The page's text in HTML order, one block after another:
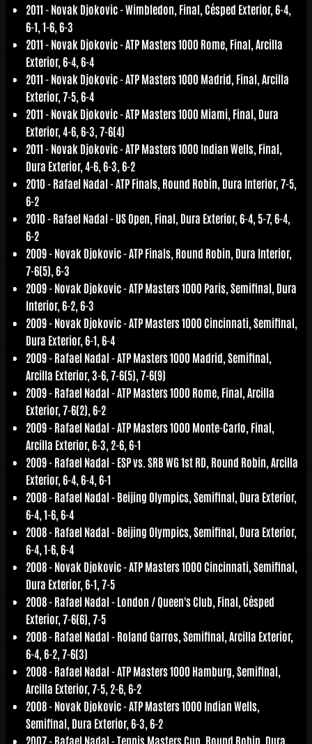
2011 - Novak Djokovic- Wimbledon, Final, Césped Exterior, 6-4,
6-1, 1-6, 6-3
2011 - Novak Djokovic- ATP Masters 1000 Rome, Final, Arcilla
Exterior, 6-4, 6-4
2011 - Novak Djokovic- ATP Masters 1000 Madrid, Final, Arcilla
Exterior, 7-5, 6-4
2011 - Novak Djokovic- ATP Masters 1000 Miami, Final, Dura
Exterior, 4-6, 6-3, 7-6(4)
2011 - Novak Djokovic- ATP Masters 1000 Indian Wells, Final,
Dura Exterior, 4-6, 6-3, 6-2
2010 - Rafael Nadal- ATP Finals, Round Robin, Dura Interior, 7-5,
6-2
2010 - Rafael Nadal- US Open, Final, Dura Exterior, 6-4, 5-7, 6-4,
6-2
2009 - Novak Djokovic- ATP Finals, Round Robin, Dura Interior,
7-6(5), 6-3
2009 - Novak Djokovic- ATP Masters 1000 Paris, Semifinal, Dura
Interior, 6-2, 6-3
2009 - Novak Djokovic- ATP Masters 1000 Cincinnati, Semifinal,
Dura Exterior, 6-1, 6-4
2009 - Rafael Nadal- ATP Masters 1000 Madrid, Semifinal,
Arcilla Exterior, 3-6, 7-6(5), 7-6(9)
2009 - Rafael Nadal- ATP Masters 1000 Rome, Final, Arcilla
Exterior, 7-6(2), 6-2
2009 - Rafael Nadal- ATP Masters 1000 Monte-Carlo, Final,
Arcilla Exterior, 6-3, 2-6, 6-1
2009 - Rafael Nadal- ESP vs. SRB WG 1st RD, Round Robin, Arcilla
Exterior, 6-4, 6-4, 6-1
2008 - Rafael Nadal- Beijing Olympics, Semifinal, Dura Exterior,
6-4, 1-6, 6-4
2008 - Rafael Nadal- Beijing Olympics, Semifinal, Dura Exterior,
6-4, 1-6, 6-4
2008 - Novak Djokovic- ATP Masters 1000 Cincinnati, Semifinal,
Dura Exterior, 6-1, 7-5
2008 - Rafael Nadal- London / Queen's Club, Final, Césped
Exterior, 7-6(6), 7-5
2008 - Rafael Nadal- Roland Garros, Semifinal, Arcilla Exterior,
6-4, 6-2, 7-6(3)
2008 - Rafael Nadal- ATP Masters 1000 Hamburg, Semifinal,
Arcilla Exterior, 7-5, 2-6, 6-2
2008 - Novak Djokovic- ATP Masters 1000 Indian Wells,
Semifinal, Dura Exterior, 6-3, 6-2
2007 - Rafael Nadal- Tennis Masters Cup, Round Robin, Dura